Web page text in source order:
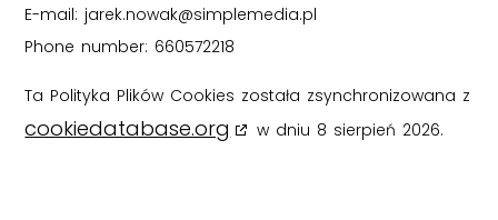
E-mail: jarek.nowak@simplemedia.pl
Phone number: 660572218
Ta Polityka Plików Cookies została zsynchronizowana z
cookiedatabase.org w dniu 8 sierpień 2026.